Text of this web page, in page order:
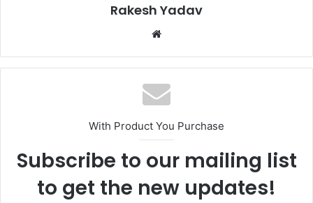
Rakesh Yadav
b
s
i
e
With Product You Purchase
Subscribe to our mailing list
to get the new updates!